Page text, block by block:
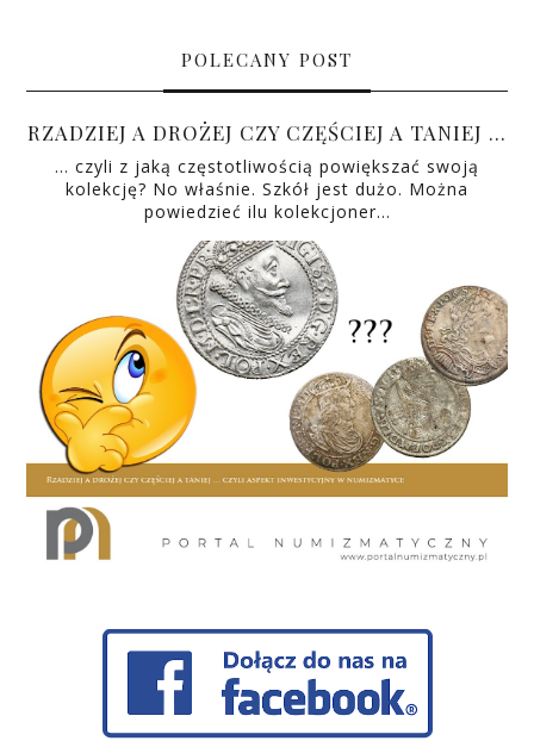
POLECANY POST
RZADZIEJ A DROŻEJ CZY CZĘŚCIEJ A TANIEJ …
… czyli z jaką częstotliwością powiększać swoją
kolekcję? No właśnie. Szkół jest dużo. Można
powiedzieć ilu kolekcjoner…